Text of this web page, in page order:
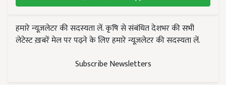
हमारे न्यूज़लेटर की सदस्यता लें. कृषि से संबंधित देशभर की सभी
लेटेस्ट ख़बरें मेल पर पढ़ने के लिए हमारे न्यूज़लेटर की सदस्यता लें.
Subscribe Newsletters